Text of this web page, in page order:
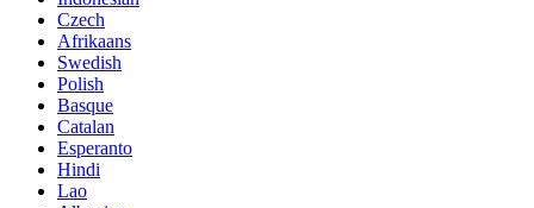
Czech
Afrikaans
Swedish
Polish
Basque
Catalan
Esperanto
Hindi
Lao